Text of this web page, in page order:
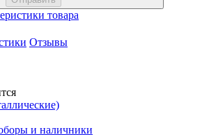
товара
Отзывы
и наличники